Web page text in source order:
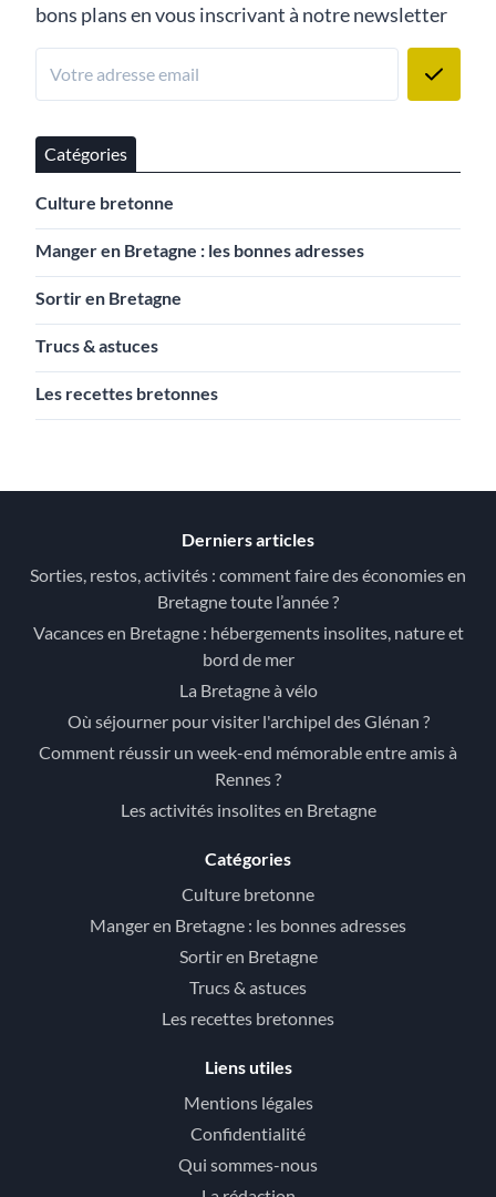
bons plans en vous inscrivant à notre newsletter
Catégories
Culture bretonne
Manger en Bretagne : les bonnes adresses
Sortir en Bretagne
Trucs & astuces
Les recettes bretonnes
Derniers articles
Sorties, restos, activités : comment faire des économies en
Bretagne toute l’année ?
Vacances en Bretagne : hébergements insolites, nature et
bord de mer
La Bretagne à vélo
Où séjourner pour visiter l'archipel des Glénan ?
Comment réussir un week-end mémorable entre amis à
Rennes ?
Les activités insolites en Bretagne
Catégories
Culture bretonne
Manger en Bretagne : les bonnes adresses
Sortir en Bretagne
Trucs & astuces
Les recettes bretonnes
Liens utiles
Mentions légales
Confidentialité
Qui sommes-nous